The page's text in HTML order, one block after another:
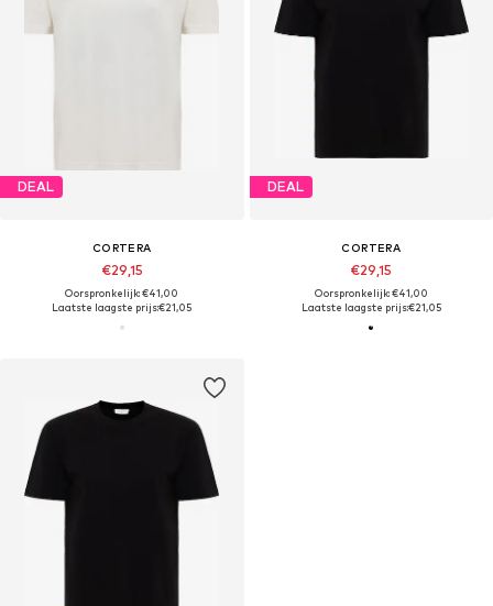
DEAL
CORTERA
€29,15
Oorspronkelijk: €41,00
Laatste laagste prijs:€21,05
DEAL
CORTERA
€29,15
Oorspronkelijk: €41,00
Laatste laagste prijs:€21,05